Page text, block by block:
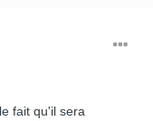
fait qu'il sera